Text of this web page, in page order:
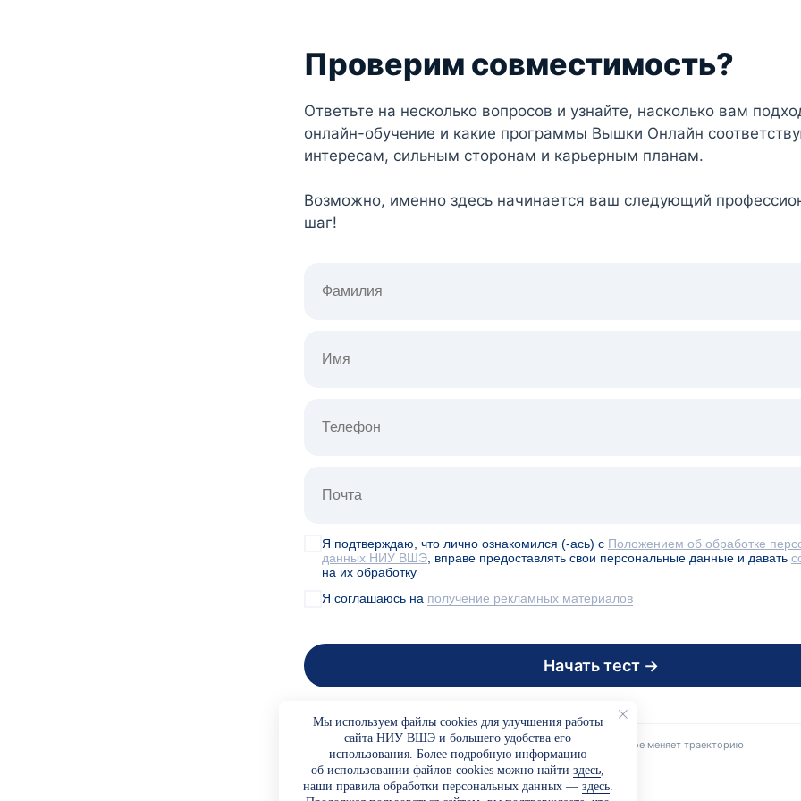
Проверим совместимость?
Ответьте на несколько вопросов и узнайте, насколько вам
онлайн-обучение и какие программы Вышки Онлайн
интересам, сильным сторонам и карьерным планам.
Возможно, именно здесь начинается ваш следующий
шаг!
Я подтверждаю, что лично ознакомился (-ась) с Положением об обработке
данных НИУ ВШЭ , вправе предоставлять свои персональные данные и давать
на их обработку
Я соглашаюсь на получение рекламных материалов
Начать тест →
Вышка Онлайн · образование, которое меняет траекторию
Мы используем файлы cookies для улучшения работы
сайта НИУ ВШЭ и большего удобства его
использования. Более подробную информацию
об использовании файлов cookies можно найти здесь,
наши правила обработки персональных данных — здесь.